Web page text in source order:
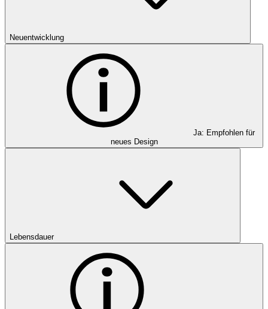
Neuentwicklung
Ja: Empfohlen für
neues Design
Lebensdauer